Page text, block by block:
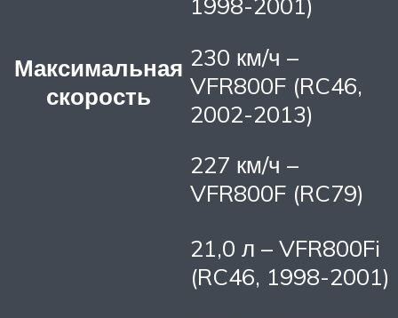
Максимальная
скорость
230 км/ч –
VFR800F (RC46,
2002-2013)
227 км/ч –
VFR800F (RC79)
21,0 л – VFR800Fi
(RC46, 1998-2001)